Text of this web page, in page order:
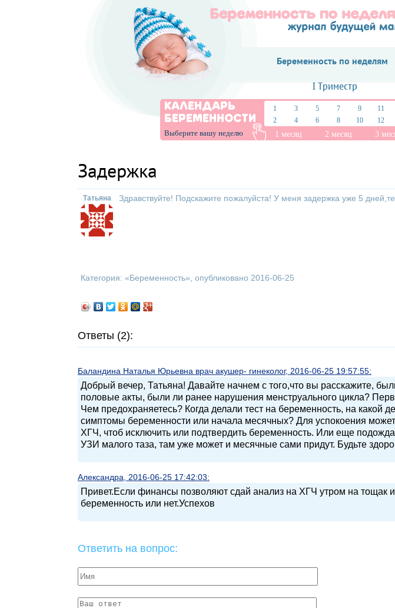
Беременность по неделям
I Триместр
КАЛЕНДАРЬ
БЕРЕМЕННОСТИ
Выберите вашу неделю
1 3 5 7 9 11
2
4 6 8 10 12
1 месяц 2 месяц 3
Задержка
Татьяна Здравствуйте! Подскажите пожалуйста! У меня задержка уже 5
Категория: «Беременность», опубликовано 2016-06-25
Ответы (2):
Баландина Наталья Юрьевна врач акушер- гинеколог, 2016-06-25 19:57:55:
Добрый вечер, Татьяна! Давайте начнем с того,что вы расскажите,
половые акты, были ли ранее нарушения менструального цикла?
Чем предохраняетесь? Когда делали тест на беременность, на какой
симптомы беременности или начала месячных? Для успокоения
ХГЧ, чтоб исключить или подтвердить беременность. Или еще
УЗИ малого таза, там уже может и месячные сами придут. Будьте
Александра, 2016-06-25 17:42:03:
Привет.Если финансы позволяют сдай анализ на ХГЧ утром на тощак и
беременность или нет.Успехов
Ответить на вопрос: